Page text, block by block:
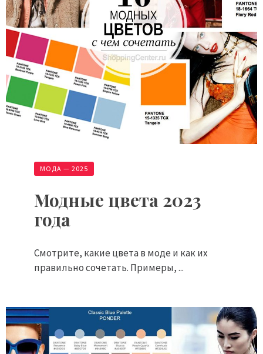
МОДА — 2025
Модные цвета 2023
года
Смотрите, какие цвета в моде и как их
правильно сочетать. Примеры, ...